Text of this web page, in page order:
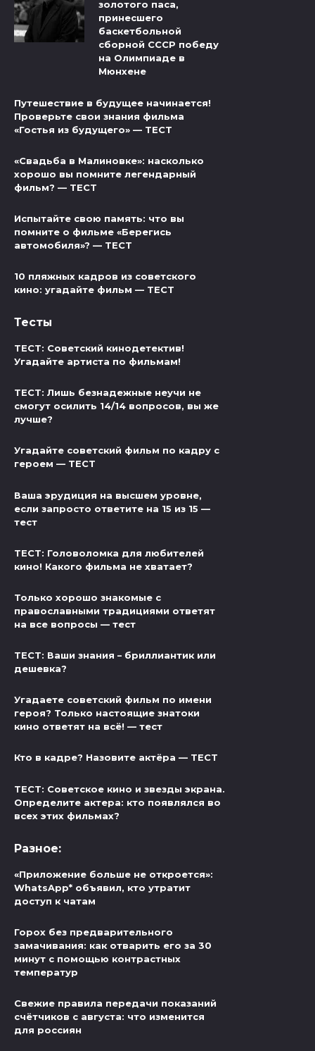
золотого паса,
принесшего
баскетбольной
сборной СССР победу
на Олимпиаде в
Мюнхене
Путешествие в будущее начинается!
Проверьте свои знания фильма
«Гостья из будущего» — ТЕСТ
«Свадьба в Малиновке»: насколько
хорошо вы помните легендарный
фильм? — ТЕСТ
Испытайте свою память: что вы
помните о фильме «Берегись
автомобиля»? — ТЕСТ
10 пляжных кадров из советского
кино: угадайте фильм — ТЕСТ
Тесты
ТЕСТ: Советский кинодетектив!
Угадайте артиста по фильмам!
ТЕСТ: Лишь безнадежные неучи не
смогут осилить 14/14 вопросов, вы же
лучше?
Угадайте советский фильм по кадру с
героем — ТЕСТ
Ваша эрудиция на высшем уровне,
если запросто ответите на 15 из 15 —
тест
ТЕСТ: Головоломка для любителей
кино! Какого фильма не хватает?
Только хорошо знакомые с
православными традициями ответят
на все вопросы — тест
ТЕСТ: Ваши знания – бриллиантик или
дешевка?
Угадаете советский фильм по имени
героя? Только настоящие знатоки
кино ответят на всё! — тест
Кто в кадре? Назовите актёра — ТЕСТ
ТЕСТ: Советское кино и звезды экрана.
Определите актера: кто появлялся во
всех этих фильмах?
Разное:
«Приложение больше не откроется»:
WhatsApp* объявил, кто утратит
доступ к чатам
Горох без предварительного
замачивания: как отварить его за 30
минут с помощью контрастных
температур
Свежие правила передачи показаний
счётчиков с августа: что изменится
для россиян